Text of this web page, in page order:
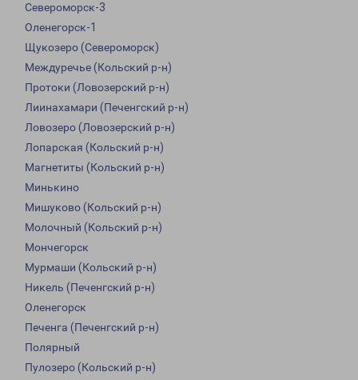
Североморск-3
Оленегорск-1
Щукозеро (Североморск)
Междуречье (Кольский р-н)
Протоки (Ловозерский р-н)
Лиинахамари (Печенгский р-н)
Ловозеро (Ловозерский р-н)
Лопарская (Кольский р-н)
Магнетиты (Кольский р-н)
Минькино
Мишуково (Кольский р-н)
Молочный (Кольский р-н)
Мончегорск
Мурмаши (Кольский р-н)
Никель (Печенгский р-н)
Оленегорск
Печенга (Печенгский р-н)
Полярный
Пулозеро (Кольский р-н)